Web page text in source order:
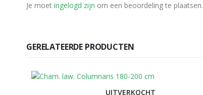
Je moet ingelogd zijn om een beoordeling te plaatsen.
GERELATEERDE PRODUCTEN
UITVERKOCHT